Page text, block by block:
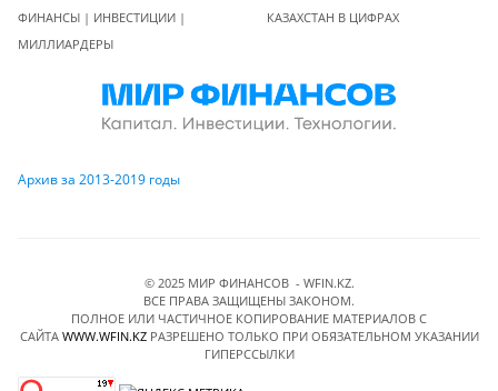
ФИНАНСЫ | ИНВЕСТИЦИИ |
МИЛЛИАРДЕРЫ
КАЗАХСТАН В ЦИФРАХ
Архив за 2013-2019 годы
© 2025 МИР ФИНАНСОВ - WFIN.KZ.
ВСЕ ПРАВА ЗАЩИЩЕНЫ ЗАКОНОМ.
ПОЛНОЕ ИЛИ ЧАСТИЧНОЕ КОПИРОВАНИЕ МАТЕРИАЛОВ C
САЙТА WWW.WFIN.KZРАЗРЕШЕНО ТОЛЬКО ПРИ ОБЯЗАТЕЛЬНОМ УКАЗАНИИ
ГИПЕРССЫЛКИ